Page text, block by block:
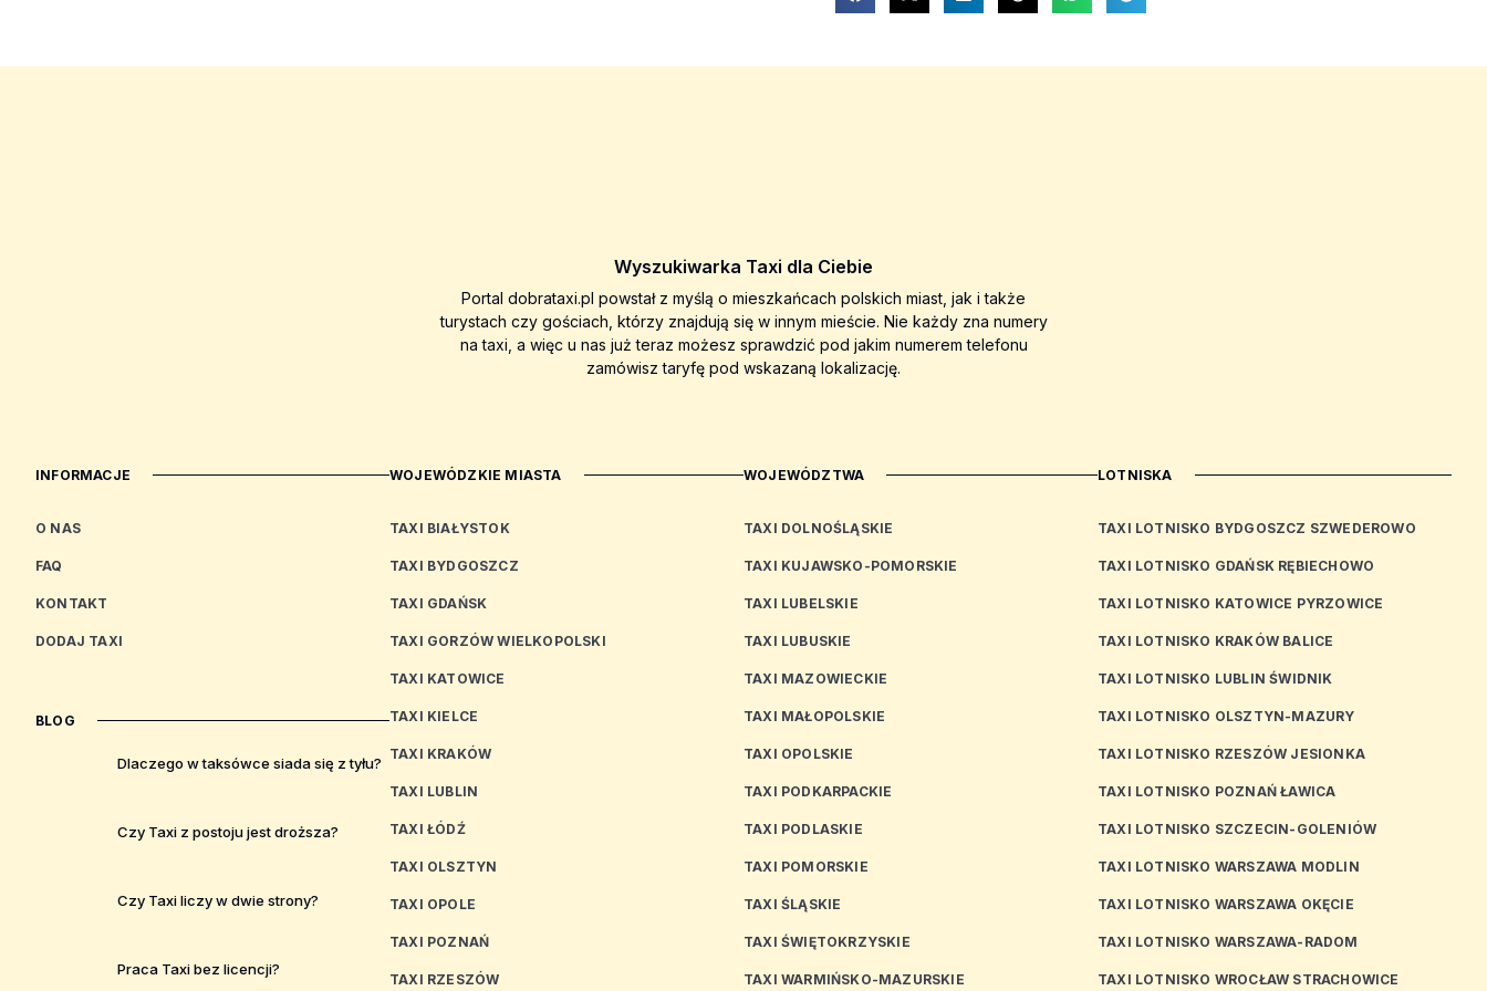
Wyszukiwarka Taxi dla Ciebie
Portal dobrataxi.pl powstał z myślą o mieszkańcach polskich miast, jak i także
turystach czy gościach, którzy znajdują się w innym mieście. Nie każdy zna numery
na taxi, a więc u nas już teraz możesz sprawdzić pod jakim numerem telefonu
zamówisz taryfę pod wskazaną lokalizację.
INFORMACJE
O NAS
FAQ
KONTAKT
DODAJ TAXI
BLOG
Dlaczego w taksówce siada się z tyłu?
Czy Taxi z postoju jest droższa?
Czy Taxi liczy w dwie strony?
Praca Taxi bez licencji?
WOJEWÓDZKIE MIASTA
TAXI BIAŁYSTOK
TAXI BYDGOSZCZ
TAXI GDAŃSK
TAXI GORZÓW WIELKOPOLSKI
TAXI KATOWICE
TAXI KIELCE
TAXI KRAKÓW
TAXI LUBLIN
TAXI ŁÓDŹ
TAXI OLSZTYN
TAXI OPOLE
TAXI POZNAŃ
TAXI RZESZÓW
WOJEWÓDZTWA
TAXI DOLNOŚLĄSKIE
TAXI KUJAWSKO-POMORSKIE
TAXI LUBELSKIE
TAXI LUBUSKIE
TAXI MAZOWIECKIE
TAXI MAŁOPOLSKIE
TAXI OPOLSKIE
TAXI PODKARPACKIE
TAXI PODLASKIE
TAXI POMORSKIE
TAXI ŚLĄSKIE
TAXI ŚWIĘTOKRZYSKIE
TAXI WARMIŃSKO-MAZURSKIE
LOTNISKA
TAXI LOTNISKO BYDGOSZCZ SZWEDEROWO
TAXI LOTNISKO GDAŃSK RĘBIECHOWO
TAXI LOTNISKO KATOWICE PYRZOWICE
TAXI LOTNISKO KRAKÓW BALICE
TAXI LOTNISKO LUBLIN ŚWIDNIK
TAXI LOTNISKO OLSZTYN-MAZURY
TAXI LOTNISKO RZESZÓW JESIONKA
TAXI LOTNISKO POZNAŃ ŁAWICA
TAXI LOTNISKO SZCZECIN-GOLENIÓW
TAXI LOTNISKO WARSZAWA MODLIN
TAXI LOTNISKO WARSZAWA OKĘCIE
TAXI LOTNISKO WARSZAWA-RADOM
TAXI LOTNISKO WROCŁAW STRACHOWICE